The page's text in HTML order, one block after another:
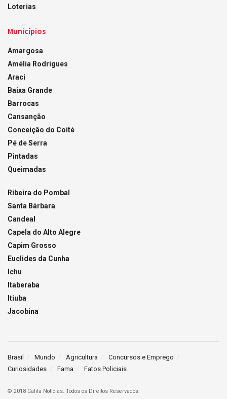
Loterias
Municípios
Amargosa
Amélia Rodrigues
Araci
Baixa Grande
Barrocas
Cansanção
Conceição do Coité
Pé de Serra
Pintadas
Queimadas
Ribeira do Pombal
Santa Bárbara
Candeal
Capela do Alto Alegre
Capim Grosso
Euclides da Cunha
Ichu
Itaberaba
Itiuba
Jacobina
Brasil Mundo Agricultura
Concursos e Emprego
Curiosidades
Fama Fatos Policiais
© 2018 Calila Notícias. Todos os Direitos Reservados.